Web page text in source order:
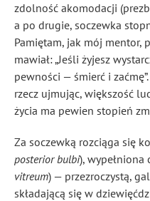
zdolność akomodacji
a po drugie, soczewka
Pamiętam, jak mój mentor,
mawiał: „Jeśli żyjesz
pewności — śmierć i
rzecz ujmując, większość
życia ma pewien stopień
Za soczewką rozciąga się
posterior bulbi), wypełniona
vitreum) — przezroczystą,
składającą się w